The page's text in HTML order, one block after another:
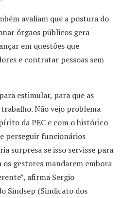
avaliam que a postura do
órgãos públicos gera
em questões que
e contratar pessoas sem
estimular, para que as
Não vejo problema
da PEC e com o histórico
perseguir funcionários
surpresa se isso servisse para
gestores mandarem embora
afirma Sergio
Sindsep (Sindicato dos